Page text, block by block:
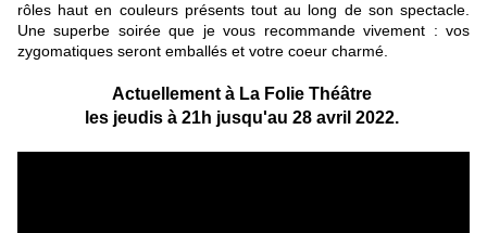
rôles haut en couleurs présents tout au long de son spectacle.
Une superbe soirée que je vous recommande vivement : vos
zygomatiques seront emballés et votre coeur charmé.
Actuellement à La Folie Théâtre
les jeudis à 21h jusqu'au 28 avril 2022.